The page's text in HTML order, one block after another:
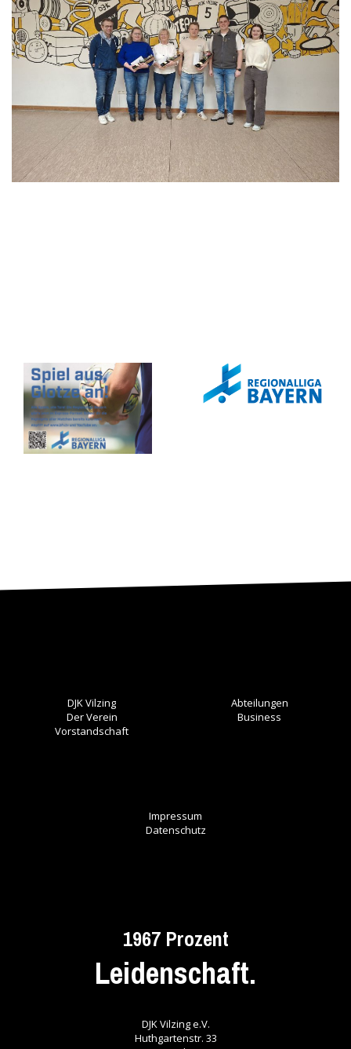
DJK Vilzing
Der Verein
Vorstandschaft
Abteilungen
Business
Impressum
Datenschutz
1967 Prozent
Leidenschaft.
DJK Vilzing e.V.
Huthgartenstr. 33